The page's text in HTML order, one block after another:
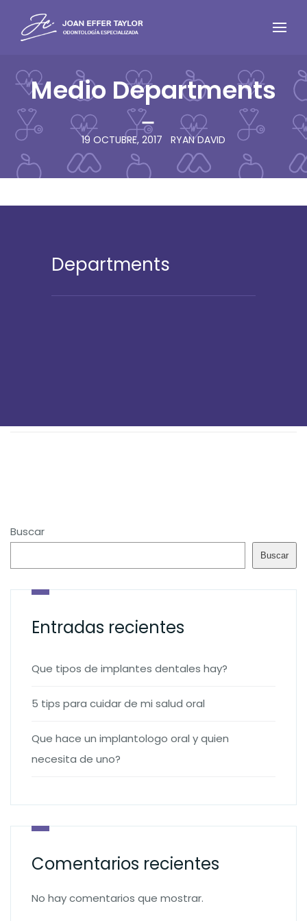
Medio Departments
19 OCTUBRE, 2017 RYAN DAVID
Departments
Buscar
Buscar
Entradas recientes
Que tipos de implantes dentales hay?
5 tips para cuidar de mi salud oral
Que hace un implantologo oral y quien
necesita de uno?
Comentarios recientes
No hay comentarios que mostrar.